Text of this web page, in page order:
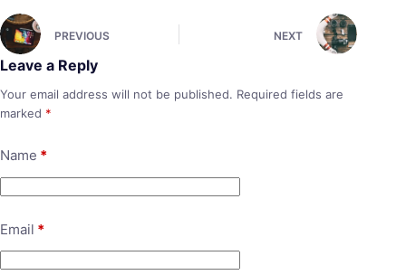
PREVIOUS NEXT
Leave a Reply
Your email address will not be published. Required fields are
marked *
Name *
Email *